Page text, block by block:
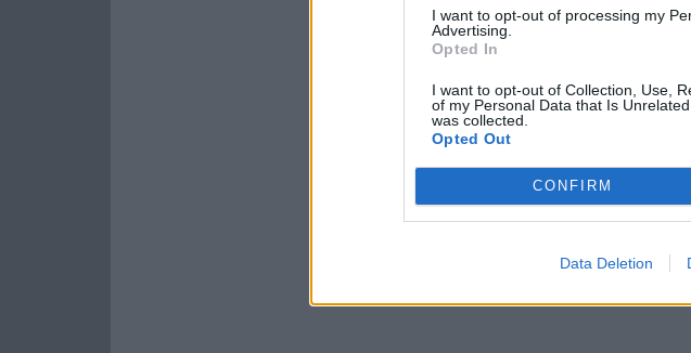
I want to opt-out of processing my
Advertising.
Opted In
I want to opt-out of Collection, Use,
of my Personal Data that Is
was collected.
Opted Out
CONFIRM
Data Deletion